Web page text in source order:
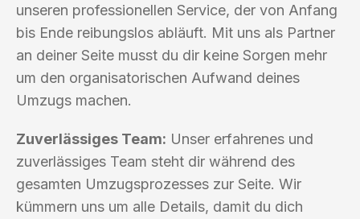
unseren professionellen Service, der von Anfang
bis Ende reibungslos abläuft. Mit uns als Partner
an deiner Seite musst du dir keine Sorgen mehr
um den organisatorischen Aufwand deines
Umzugs machen.
Zuverlässiges Team: Unser erfahrenes und
zuverlässiges Team steht dir während des
gesamten Umzugsprozesses zur Seite. Wir
kümmern uns um alle Details, damit du dich